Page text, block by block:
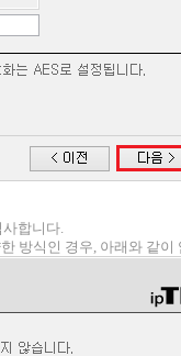
합니다.
방식인 경우, 아래와 같